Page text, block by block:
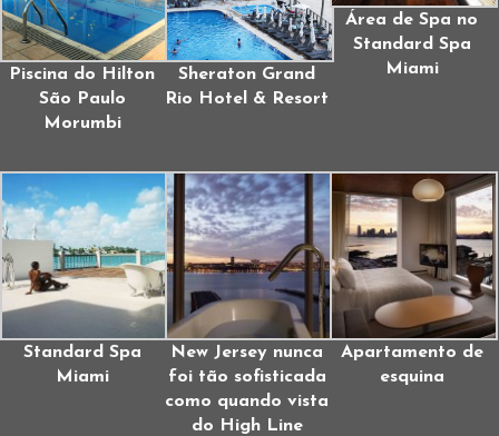
Piscina do Hilton
São Paulo
Morumbi
Sheraton Grand
Rio Hotel & Resort
Área de Spa no
Standard Spa
Miami
Standard Spa
Miami
New Jersey nunca
foi tão sofisticada
como quando vista
do High Line
Apartamento de
esquina